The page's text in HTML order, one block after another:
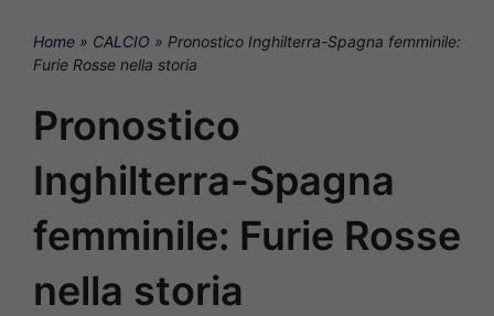
Home » CALCIO » Pronostico Inghilterra-Spagna femminile:
Furie Rosse nella storia
Pronostico
Inghilterra-Spagna
femminile: Furie Rosse
nella storia